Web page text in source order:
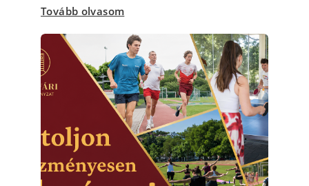
Tovább olvasom